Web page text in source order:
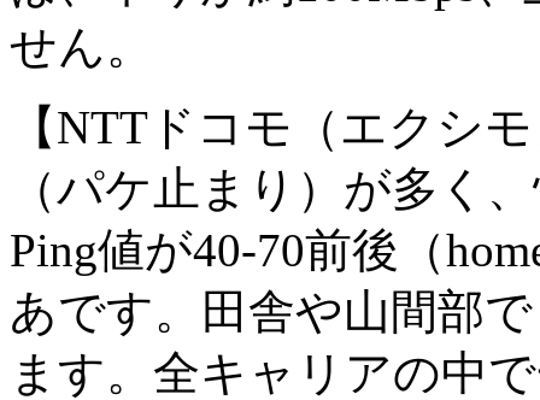
せん。
【NTTドコモ（エクシ
（パケ止まり）が多く
Ping値が40-70前後（
あです。田舎や山間部
ます。全キャリアの中